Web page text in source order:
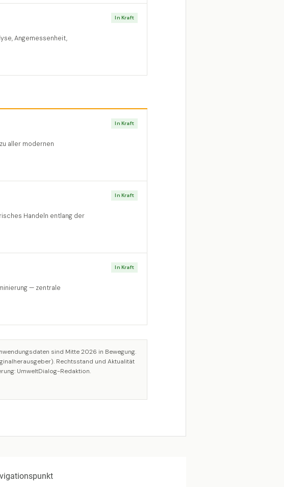
Angemessenheit,
In Kraft
aller modernen
In Kraft
Handeln entlang der
In Kraft
— zentrale
In Kraft
sind Mitte 2026 in Bewegung.
Rechtsstand und Aktualität
UmweltDialog-Redaktion.